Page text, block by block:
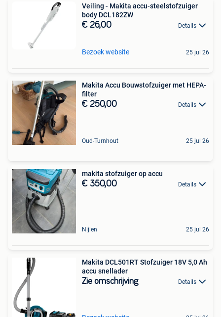
Veiling - Makita accu-steelstofzuiger
body DCL182ZW
€ 26,00 Details
Bezoek website 25 jul 26
Makita Accu Bouwstofzuiger met HEPA-
filter
€ 250,00 Details
Oud-Turnhout 25 jul 26
makita stofzuiger op accu
€ 350,00 Details
Nijlen 25 jul 26
Makita DCL501RT Stofzuiger 18V 5,0 Ah
accu snellader
Zie omschrijving Details